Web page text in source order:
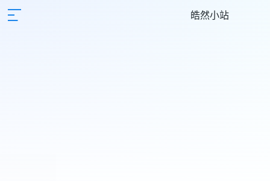
皓然小站